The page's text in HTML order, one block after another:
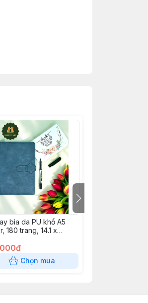
bìa da PU khổ A5
180 trang, 14.1 x
Chọn mua